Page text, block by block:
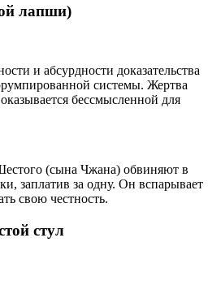
лапши)
и абсурдности доказательства
системы. Жертва
бессмысленной для
(сына Чжана) обвиняют в
заплатив за одну. Он вспарывает
свою честность.
стул